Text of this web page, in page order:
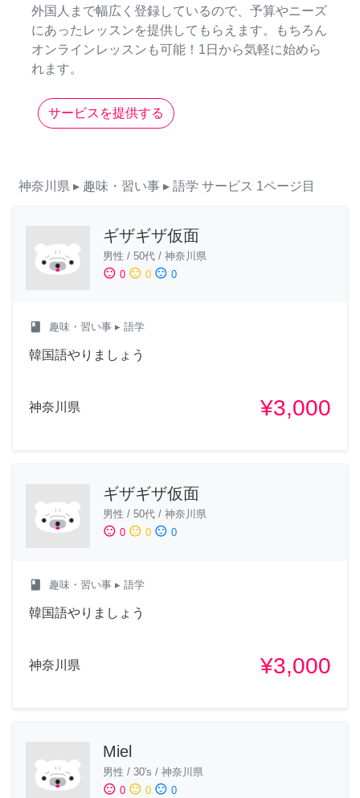
外国人まで幅広く登録しているので、予算やニーズ
にあったレッスンを提供してもらえます。もちろん
オンラインレッスンも可能！1日から気軽に始めら
れます。
サービスを提供する
神奈川県 ▸ 趣味・習い事 ▸ 語学 サービス 1ページ目
ギザギザ仮面
男性 / 50代 / 神奈川県
sentiment_satisfied 0 sentiment_neutral 0 sentiment_dissatisfied 0
class 趣味・習い事 ▸ 語学
韓国語やりましょう
神奈川県 ¥3,000
ギザギザ仮面
男性 / 50代 / 神奈川県
sentiment_satisfied 0 sentiment_neutral 0 sentiment_dissatisfied 0
class 趣味・習い事 ▸ 語学
韓国語やりましょう
神奈川県 ¥3,000
Miel
男性 / 30's / 神奈川県
sentiment_satisfied 0 sentiment_neutral 0 sentiment_dissatisfied 0